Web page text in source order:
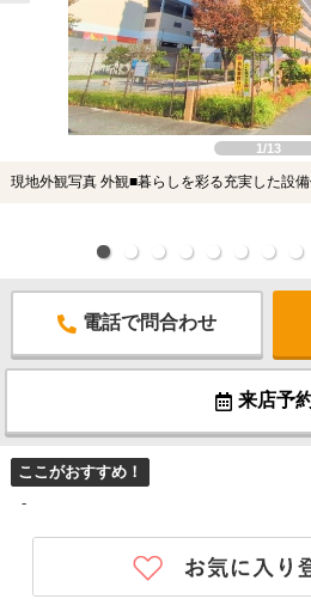
1/13
現地外観写真 外観■暮らしを彩る充実した設
電話で問合わせ
来店予
ここがおすすめ！
-